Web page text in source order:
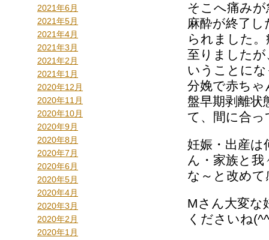
2021年6月
2021年5月
2021年4月
2021年3月
2021年2月
2021年1月
2020年12月
2020年11月
2020年10月
2020年9月
2020年8月
2020年7月
2020年6月
2020年5月
2020年4月
2020年3月
2020年2月
2020年1月
そこへ痛み
麻酔が終了
られました
至りましたが
いうことに
分娩で赤ちゃ
盤早期剥離
て、間に合
妊娠・出産
ん・家族と
な～と改め
Mさん大変な
くださいね